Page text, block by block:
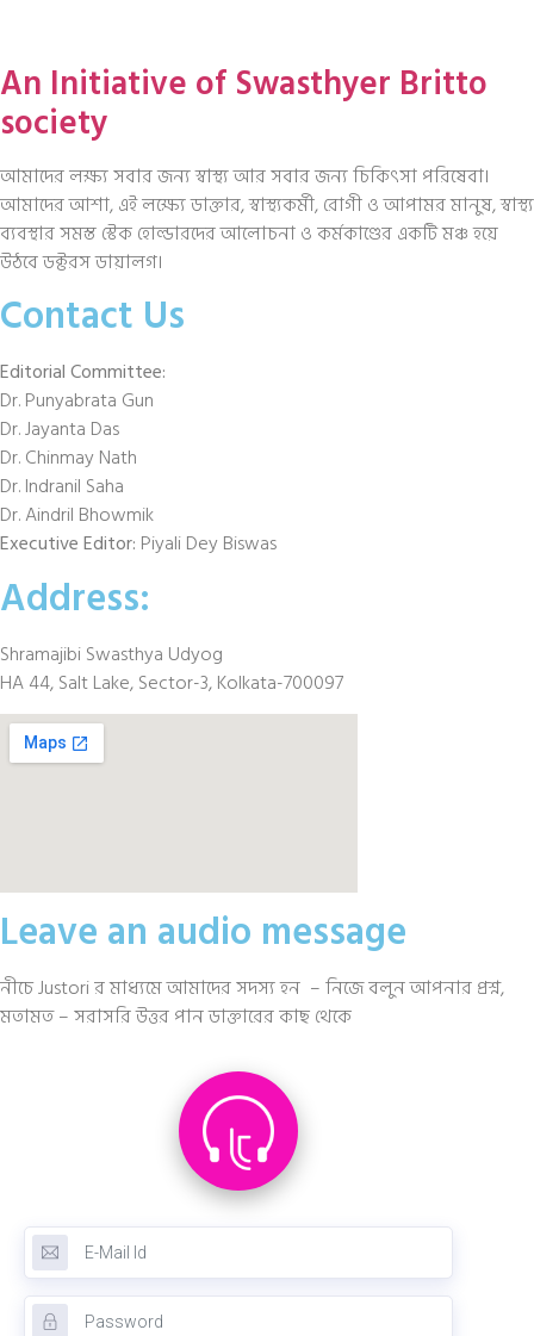
An Initiative of Swasthyer Britto
society
আমাদের লক্ষ্য সবার জন্য স্বাস্থ্য আর সবার জন্য চিকিৎসা পরিষেবা।
আমাদের আশা, এই লক্ষ্যে ডাক্তার, স্বাস্থ্যকর্মী, রোগী ও আপামর মানুষ, স্বাস্থ্য
ব্যবস্থার সমস্ত স্টেক হোল্ডারদের আলোচনা ও কর্মকাণ্ডের একটি মঞ্চ হয়ে
উঠবে ডক্টরস ডায়ালগ।
Contact Us
Editorial Committee:
Dr. Punyabrata Gun
Dr. Jayanta Das
Dr. Chinmay Nath
Dr. Indranil Saha
Dr. Aindril Bhowmik
Executive Editor: Piyali Dey Biswas
Address:
Shramajibi Swasthya Udyog
HA 44, Salt Lake, Sector-3, Kolkata-700097
Leave an audio message
নীচে Justori র মাধ্যমে আমাদের সদস্য হন – নিজে বলুন আপনার প্রশ্ন,
মতামত – সরাসরি উত্তর পান ডাক্তারের কাছ থেকে